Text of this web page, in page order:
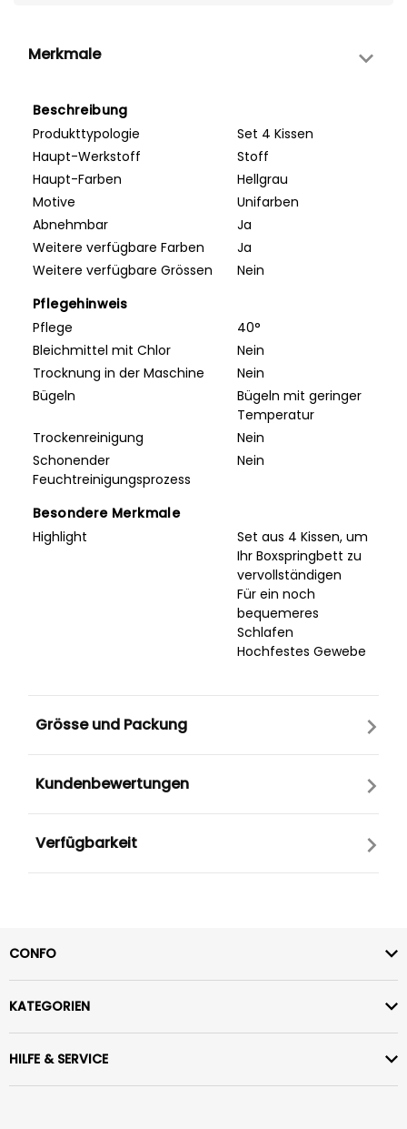
Merkmale
Beschreibung
Produkttypologie
Set 4 Kissen
Haupt-Werkstoff
Stoff
Haupt-Farben
Hellgrau
Motive
Unifarben
Abnehmbar
Ja
Weitere verfügbare Farben
Ja
Weitere verfügbare Grössen
Nein
Pflegehinweis
Pflege
40°
Bleichmittel mit Chlor
Nein
Trocknung in der Maschine
Nein
Bügeln
Bügeln mit geringer
Temperatur
Trockenreinigung
Nein
Schonender
Feuchtreinigungsprozess
Nein
Besondere Merkmale
Highlight
Set aus 4 Kissen, um
Ihr Boxspringbett zu
vervollständigen
Für ein noch
bequemeres
Schlafen
Hochfestes Gewebe
Grösse und Packung
Kundenbewertungen
Verfügbarkeit
CONFO
KATEGORIEN
HILFE & SERVICE